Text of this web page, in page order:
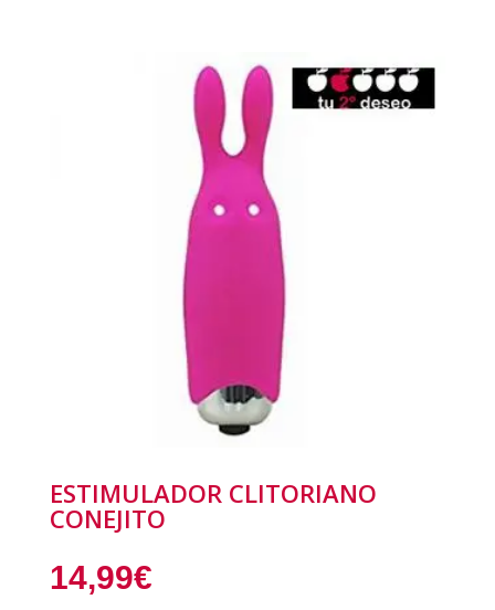
ESTIMULADOR CLITORIANO
CONEJITO
14,99€